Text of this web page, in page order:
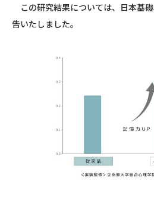
この研究結果については、日本基
告いたしました。